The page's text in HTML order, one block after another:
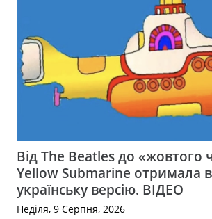
Від The Beatles до «жовтого
Yellow Submarine отримала
українську версію. ВІДЕО
Неділя, 9 Серпня, 2026